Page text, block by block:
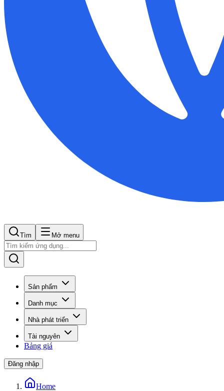
Tìm Mở menu
Sản phẩm
Danh mục
Nhà phát triển
Tài nguyên
Bảng giá
Đăng nhập
Home